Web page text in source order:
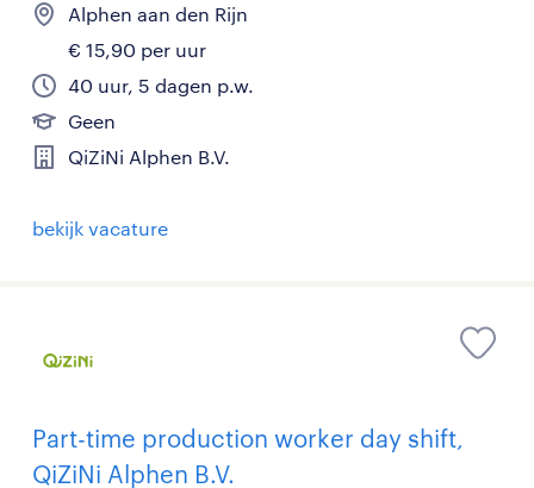
Alphen aan den Rijn
€ 15,90 per uur
40 uur, 5 dagen p.w.
Geen
QiZiNi Alphen B.V.
bekijk vacature
Part-time production worker day shift,
QiZiNi Alphen B.V.